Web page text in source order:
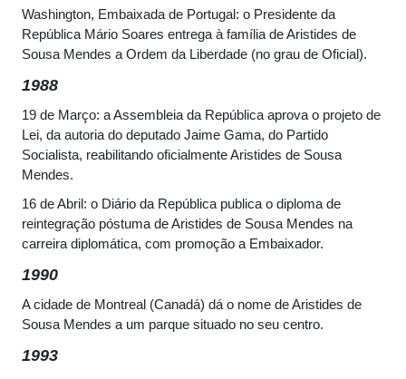
Washington, Embaixada de Portugal: o Presidente da
República Mário Soares entrega à família de Aristides de
Sousa Mendes a Ordem da Liberdade (no grau de Oficial).
1988
19 de Março: a Assembleia da República aprova o projeto de
Lei, da autoria do deputado Jaime Gama, do Partido
Socialista, reabilitando oficialmente Aristides de Sousa
Mendes.
16 de Abril: o Diário da República publica o diploma de
reintegração póstuma de Aristides de Sousa Mendes na
carreira diplomática, com promoção a Embaixador.
1990
A cidade de Montreal (Canadá) dá o nome de Aristides de
Sousa Mendes a um parque situado no seu centro.
1993